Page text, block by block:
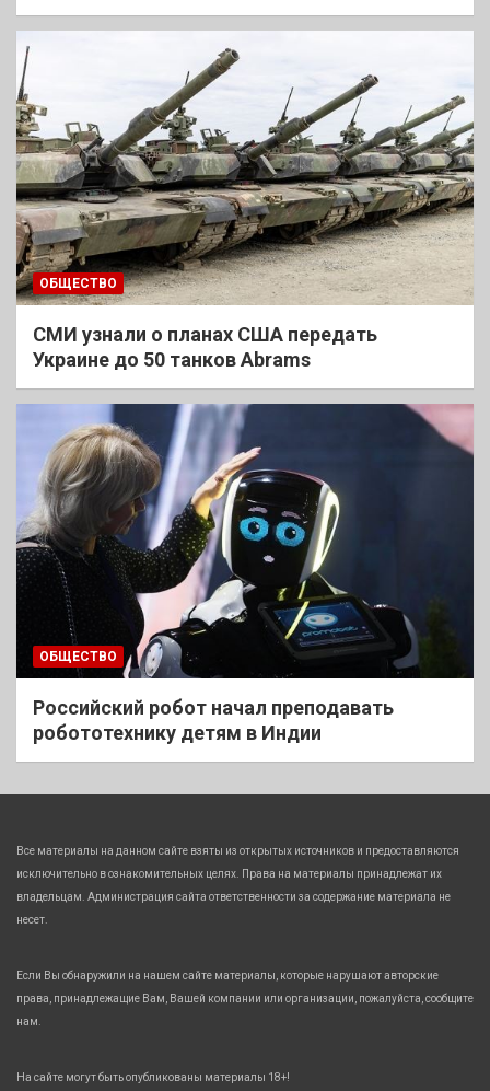
ОБЩЕСТВО
СМИ узнали о планах США передать
Украине до 50 танков Abrams
ОБЩЕСТВО
Российский робот начал преподавать
робототехнику детям в Индии
Все материалы на данном сайте взяты из открытых источников и предоставляются
исключительно в ознакомительных целях. Права на материалы принадлежат их
владельцам. Администрация сайта ответственности за содержание материала не
несет.
Если Вы обнаружили на нашем сайте материалы, которые нарушают авторские
права, принадлежащие Вам, Вашей компании или организации, пожалуйста, сообщите
нам.
На сайте могут быть опубликованы материалы 18+!